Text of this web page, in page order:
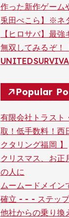
作った新作ゲーム
兎田ぺこら】※ネ
【ヒロサバ】最
無双してみるぞ！
Popular
有限会社トラスト
取！低手数料！西
クタリング福岡 】
クリスマス、お正
の人に
ムームードメイン
確立 - - - ステッ
他社からの乗り換